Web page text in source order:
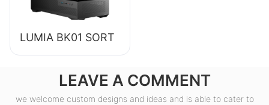
LUMIA BK01 SORT
LEAVE A COMMENT
we welcome custom designs and ideas and is able to cater to